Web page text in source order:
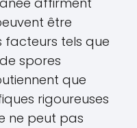
être
facteurs tels que
spores
que
rigoureuses
ne peut pas